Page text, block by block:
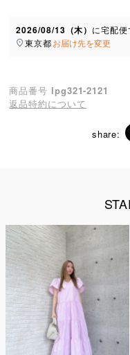
2026/08/13（木） に宅配便
東京都お届け先を変更
商品番号 lpg321-2121
返品特約について
share: